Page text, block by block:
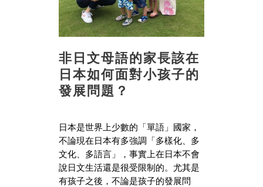
非日文母語的家長該在
日本如何面對小孩子的
發展問題？
日本是世界上少數的「單語」國家，
不論現在日本有多強調「多樣化、多
文化、多語言」，事實上在日本不會
說日文生活還是很受限制的。尤其是
有孩子之後，不論是孩子的發展問